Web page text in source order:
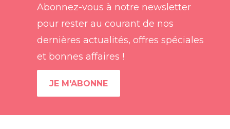
Abonnez-vous à notre newsletter
pour rester au courant de nos
dernières actualités, offres spéciales
et bonnes affaires !
JE M'ABONNE